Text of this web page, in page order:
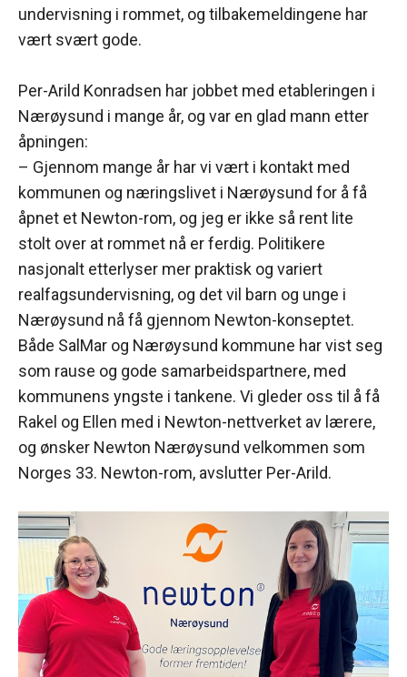
undervisning i rommet, og tilbakemeldingene har
vært svært gode.
Per-Arild Konradsen har jobbet med etableringen i
Nærøysund i mange år, og var en glad mann etter
åpningen:
– Gjennom mange år har vi vært i kontakt med
kommunen og næringslivet i Nærøysund for å få
åpnet et Newton-rom, og jeg er ikke så rent lite
stolt over at rommet nå er ferdig. Politikere
nasjonalt etterlyser mer praktisk og variert
realfagsundervisning, og det vil barn og unge i
Nærøysund nå få gjennom Newton-konseptet.
Både SalMar og Nærøysund kommune har vist seg
som rause og gode samarbeidspartnere, med
kommunens yngste i tankene. Vi gleder oss til å få
Rakel og Ellen med i Newton-nettverket av lærere,
og ønsker Newton Nærøysund velkommen som
Norges 33. Newton-rom, avslutter Per-Arild.